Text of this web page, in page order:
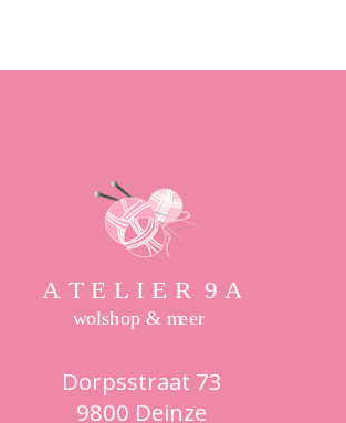
Dorpsstraat 73
9800 Deinze